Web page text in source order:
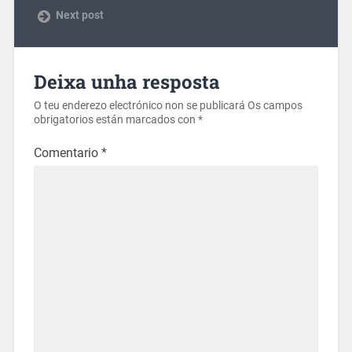
Next post
Deixa unha resposta
O teu enderezo electrónico non se publicará Os campos
obrigatorios están marcados con *
Comentario *